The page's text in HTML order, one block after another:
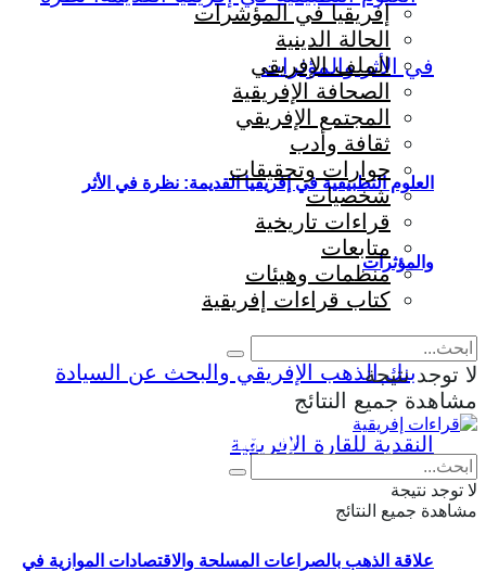
العلوم التطبيقية في إفريقيا القديمة: نظرة في الأثر
والمؤثرات
علاقة الذهب بالصراعات المسلحة والاقتصادات الموازية في
إفريقيا في المؤشرات
الحالة الدينية
الملف الإفريقي
الصحافة الإفريقية
المجتمع الإفريقي
ثقافة وأدب
حوارات وتحقيقات
شخصيات
قراءات تاريخية
متابعات
منظمات وهيئات
كتاب قراءات إفريقية
لا توجد نتيجة
مشاهدة جميع النتائج
Eng Fr
لا توجد نتيجة
مشاهدة جميع النتائج